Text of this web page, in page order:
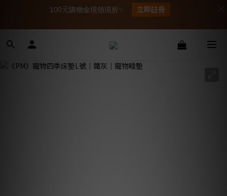
100元購物金現領現折✨ 立即註冊